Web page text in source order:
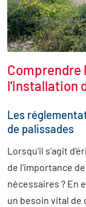
Comprendre
l'installation
Les
de palissades
Lorsqu'il s'agit
de l'importance
nécessaires ? En
un besoin vital de